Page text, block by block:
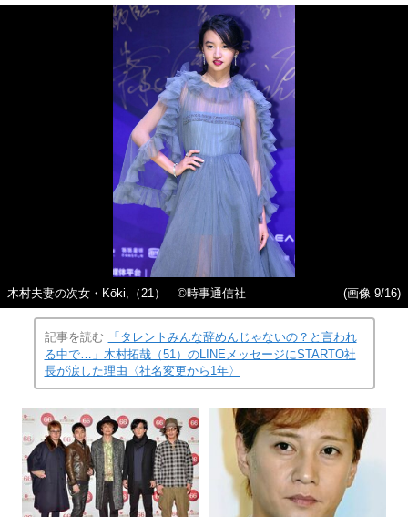
木村夫妻の次女・Kōki,（21） ©時事通信社 (画像 9/16)
記事を読む
「タレントみんな辞めんじゃないの？と言われ
る中で…」木村拓哉（51）のLINEメッセージにSTARTO社
長が涙した理由〈社名変更から1年〉